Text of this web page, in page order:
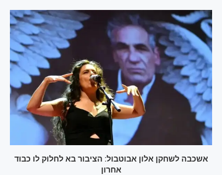
אשכבה לשחקן אלון אבוטבול: הציבור בא לחלוק לו כבוד
אחרון